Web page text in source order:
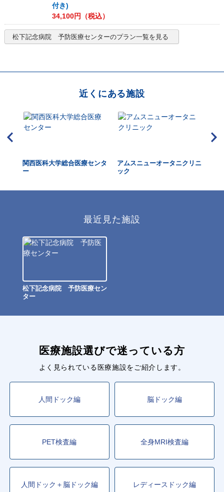
付き)
34,100円（税込）
松下記念病院 予防医療センターのプラン一覧を見る
近くにある施設
関西医科大学総合医療センタ
ー
アムスニューオータニクリニ
ック
最近見た施設
松下記念病院 予防医療セン
ター
医療施設選びで迷っている方
よく見られている医療施設をご紹介します。
人間ドック編 脳ドック編
PET検査編 全身MRI検査編
人間ドック＋脳ドック編 レディースドック編